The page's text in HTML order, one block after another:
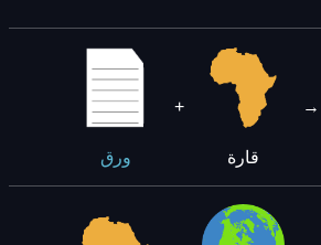
ورق
+
قارة
→